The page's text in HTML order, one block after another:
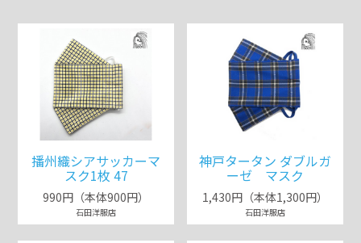
播州織シアサッカーマ
スク1枚 47
990円（本体900円）
石田洋服店
神戸タータン ダブルガ
ーゼ マスク
1,430円（本体1,300円）
石田洋服店